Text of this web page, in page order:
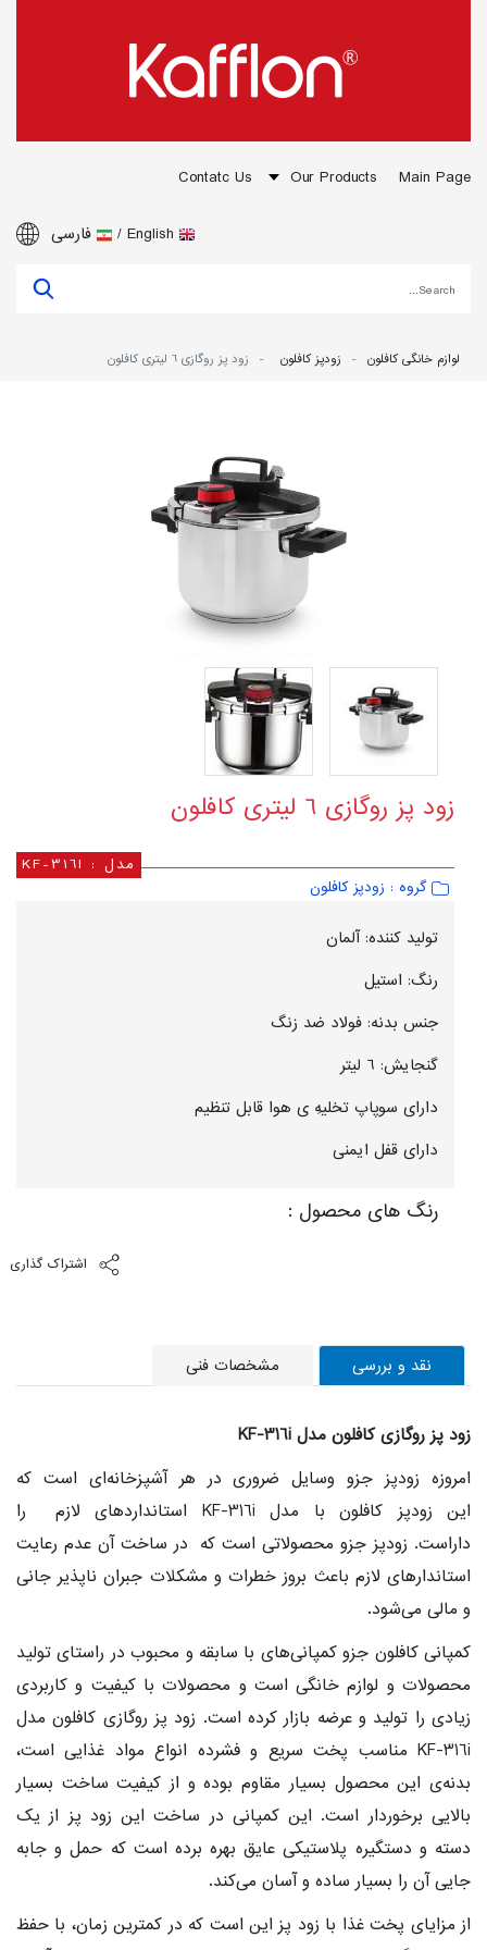
Main Page
Our Products
Contatc Us
English
لوازم خانگی کافلون زودپز کافلون زود پز روگازی 6 لیتری کافلون
زود پز روگازی 6 لیتری کافلون
گروه : زودپز کافلون
مدل : KF-316I
تولید کننده: آلمان
رنگ: استیل
جنس بدنه: فولاد ضد زنگ
گنجایش: 6 لیتر
دارای سوپاپ تخلیه‌ِ ی هوا قابل تنظیم
دارای قفل ایمنی
رنگ های محصول :
اشتراک گذاری
نقد و بررسی مشخصات فنی
زود پز روگازی کافلون مدل KF-316i
امروزه زودپز جزو وسایل ضروری در هر آشپزخانه‌ای است که
این زودپز کافلون با مدل KF-316i استاندارد‌های لازم را
داراست. زودپز جزو محصولاتی است که در ساخت آن عدم رعایت
استاندار‌های لازم باعث بروز خطرات و مشکلات جبران ناپذیر جانی
و مالی می‌شود.
کمپانیکافلون جزو کمپانی‌های با سابقه و محبوب در راستای تولید
محصولات و لوازم خانگی است و محصولات با کیفیت و کاربردی
زیادی را تولید و عرضه بازار کرده است. زود پز روگازی کافلون مدل
KF-316i مناسب پخت سریع و فشرده انواع مواد غذایی است،
بدنه‌ی این محصول بسیار مقاوم بوده و از کیفیت ساخت بسیار
بالایی برخوردار است. این کمپانی در ساخت این زود پز از یک
دسته و دستگیره پلاستیکی عایق بهره برده است که حمل و جابه
جایی آن را بسیار ساده و آسان می‌کند.
از مزایای پخت غذا با زود پز این است که در کمترین زمان، با حفظ